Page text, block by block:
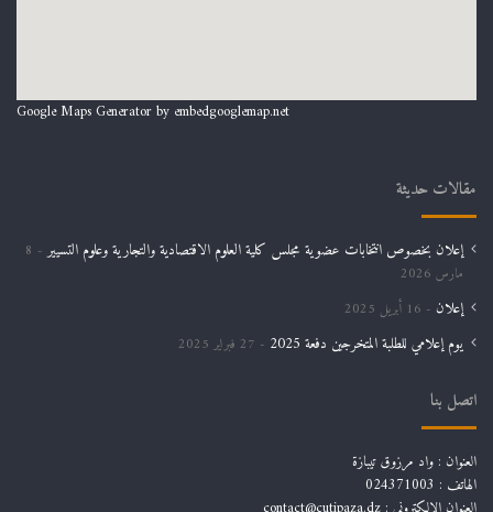
Google Maps Generator by embedgooglemap.net
مقالات حديثة
إعلان بخصوص انتخابات عضوية مجلس كلية العلوم الاقتصادية والتجارية وعلوم التسيير
8
مارس 2026
إعلان 16 أبريل 2025
يوم إعلامي للطلبة المتخرجين دفعة 2025 27 فبراير 2025
اتصل بنا
العنوان : واد مرزوق تيبازة
الهاتف : 024371003